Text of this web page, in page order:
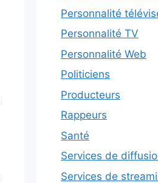
Personnalité
Personnalité TV
Personnalité Web
Politiciens
Producteurs
Rappeurs
Santé
Services de
Services de